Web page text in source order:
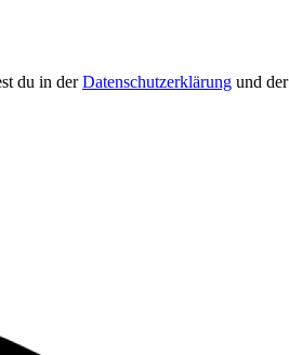
du in der Datenschutzerklärung und der